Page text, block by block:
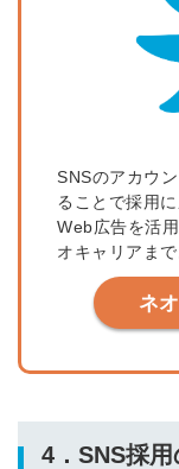
SNSのアカウ
ることで採用
Web広告を活
オキャリアま
ネ
4．SNS採